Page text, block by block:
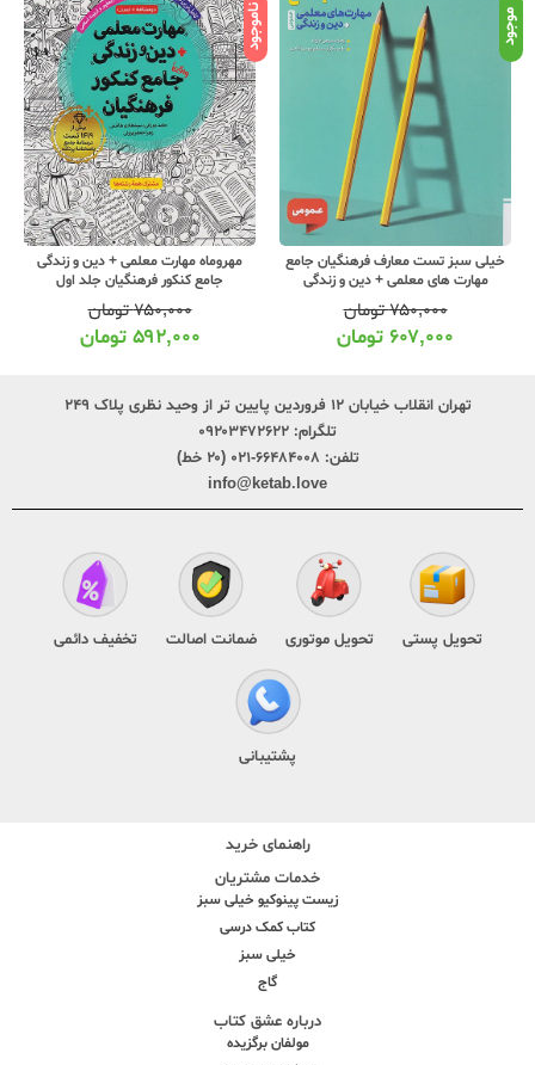
ناموجود
مهروماه مهارت معلمی + دین و زندگی
جامع کنکور فرهنگیان جلد اول
۷۵۰,۰۰۰تومان
۵۹۲,۰۰۰ تومان
ناموجود
دست نویس دور دور دین و زندگی جامع
۲۰,۰۰۰تومان
۱۵,۰۰۰تومان
تهران انقلاب خیابان ۱۲ فروردین پایین تر از وحید نظری پلاک ۲۴۹
تلگرام: ۰۹۲۰۳۴۷۲۶۲۲
تلفن: ۶۶۴۸۴۰۰۸-۰۲۱ (۲۰ خط)
info@ketab.love
تحویل پستی تحویل موتوری ضمانت اصالت تخفیف دائمی
پشتیبانی
راهنمای خرید
خدمات مشتریان
زیست پینوکیو خیلی سبز
کتاب کمک درسی
خیلی سبز
گاج
درباره عشق کتاب
مولفان برگزیده